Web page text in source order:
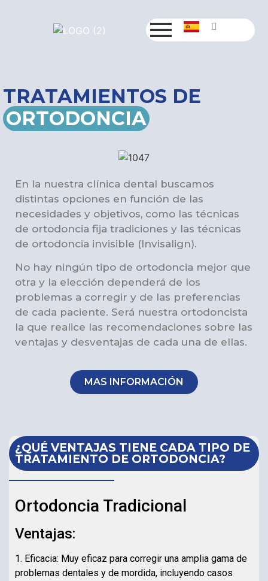
TRATAMIENTOS DE
ORTODONCIA
En la nuestra clínica dental buscamos
distintas opciones en función de las
necesidades y objetivos, como las técnicas
de ortodoncia fija tradiciones y las técnicas
de ortodoncia invisible (Invisalign).
No hay ningún tipo de ortodoncia mejor que
otra y la elección dependerá de los
problemas a corregir y de las preferencias
de cada paciente. Será nuestra ortodoncista
la que realice las recomendaciones sobre las
ventajas y desventajas de cada una de ellas.
MAS INFORMACIÓN
¿QUÉ VENTAJAS TIENE CADA TIPO DE
TRATAMIENTO DE ORTODONCIA?
Ortodoncia Tradicional
Ventajas:
1. Eficacia: Muy eficaz para corregir una amplia gama de
problemas dentales y de mordida, incluyendo casos